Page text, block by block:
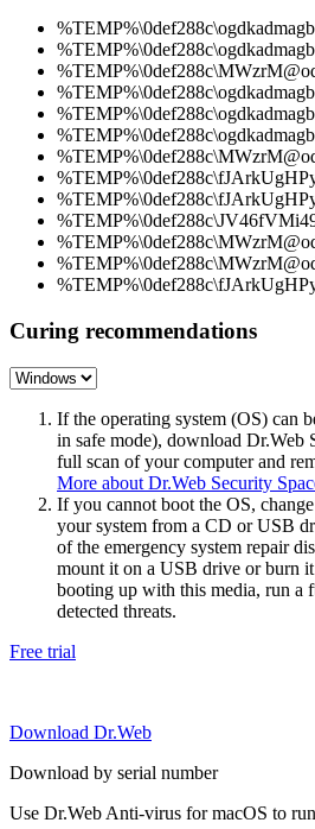
Curing recommendations
If the operating system (OS) can
in safe mode), download Dr.Web
full scan of your computer and
More about Dr.Web Security
If you cannot boot the OS,
your system from a CD or USB
of the emergency system repair
mount it on a USB drive or burn
booting up with this media, run a
detected threats.
Free trial
Download Dr.Web
Download by serial number
Use Dr.Web Anti-virus for macOS to